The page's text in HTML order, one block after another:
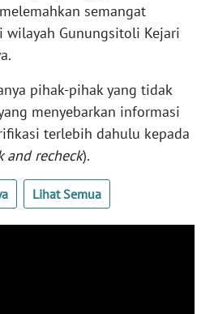
semangat
wilayah Gunungsitoli Kejari
pihak-pihak yang tidak
menyebarkan informasi
terlebih dahulu kepada
and recheck).
Lihat Semua